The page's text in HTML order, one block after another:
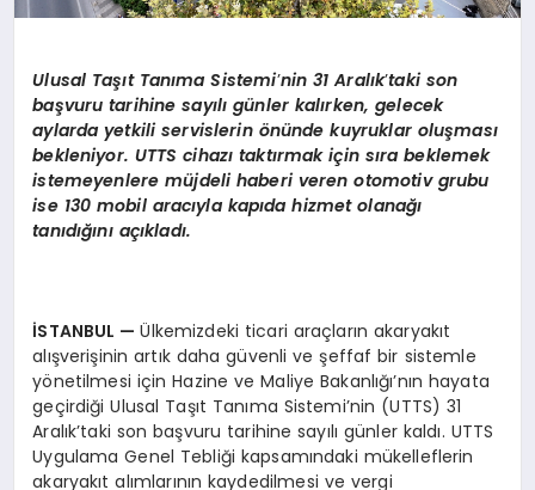
Ulusal Taşıt Tanıma Sistemi’nin 31 Aralık’taki son
başvuru tarihine sayılı günler kalırken, gelecek
aylarda yetkili servislerin önünde kuyruklar oluşması
bekleniyor. UTTS cihazı taktırmak için sıra beklemek
istemeyenlere müjdeli haberi veren otomotiv grubu
ise 130 mobil aracıyla kapıda hizmet olanağı
tanıdığını açıkladı.
İSTANBUL —Ülkemizdeki ticari araçların akaryakıt
alışverişinin artık daha güvenli ve şeffaf bir sistemle
yönetilmesi için Hazine ve Maliye Bakanlığı’nın hayata
geçirdiği Ulusal Taşıt Tanıma Sistemi’nin (UTTS) 31
Aralık’taki son başvuru tarihine sayılı günler kaldı. UTTS
Uygulama Genel Tebliği kapsamındaki mükelleflerin
akaryakıt alımlarının kaydedilmesi ve vergi